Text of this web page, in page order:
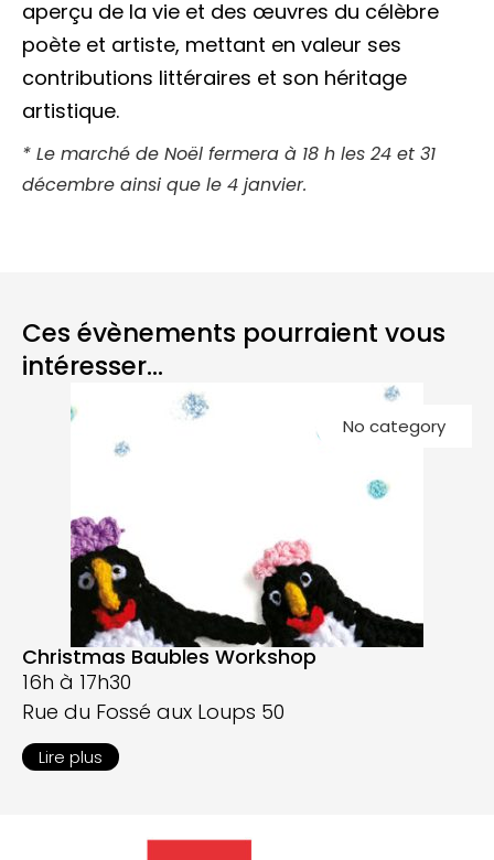
aperçu de la vie et des œuvres du célèbre
poète et artiste, mettant en valeur ses
contributions littéraires et son héritage
artistique.
* Le marché de Noël fermera à 18 h les 24 et 31
décembre ainsi que le 4 janvier.
Ces évènements pourraient vous
intéresser...
No category
Christmas Baubles Workshop
16h à 17h30
Rue du Fossé aux Loups 50
Lire plus